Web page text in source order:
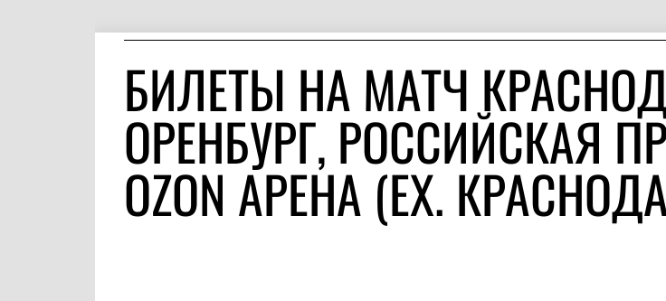
БИЛЕТЫ НА МАТЧ
ОРЕНБУРГ, РОССИЙСКАЯ
OZON АРЕНА (EX.